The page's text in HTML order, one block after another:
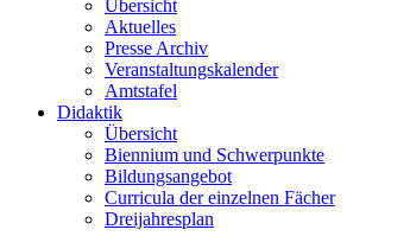
Übersicht
Aktuelles
Presse Archiv
Veranstaltungskalender
Amtstafel
Didaktik
Übersicht
Biennium und Schwerpunkte
Bildungsangebot
Curricula der einzelnen Fächer
Dreijahresplan